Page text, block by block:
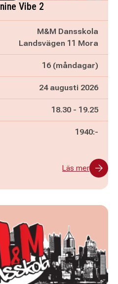
Vibe 2
M&M Dansskola
Landsvägen 11 Mora
16 (måndagar)
24 augusti 2026
Pågår mellan
18.30 - och
19.25
1940:-
Läs mer